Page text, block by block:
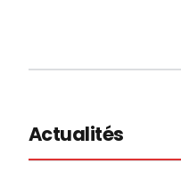
Actualités